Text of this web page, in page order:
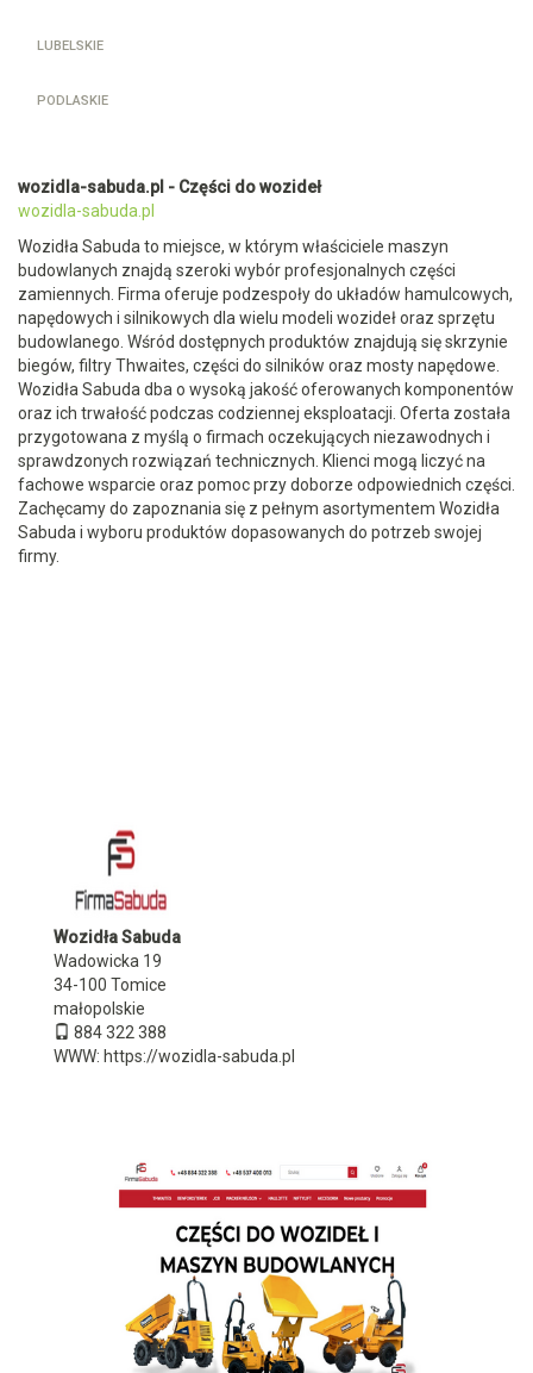
LUBELSKIE
PODLASKIE
wozidla-sabuda.pl - Części do wozideł
wozidla-sabuda.pl
Wozidła Sabuda to miejsce, w którym właściciele maszyn
budowlanych znajdą szeroki wybór profesjonalnych części
zamiennych. Firma oferuje podzespoły do układów hamulcowych,
napędowych i silnikowych dla wielu modeli wozideł oraz sprzętu
budowlanego. Wśród dostępnych produktów znajdują się skrzynie
biegów, filtry Thwaites, części do silników oraz mosty napędowe.
Wozidła Sabuda dba o wysoką jakość oferowanych komponentów
oraz ich trwałość podczas codziennej eksploatacji. Oferta została
przygotowana z myślą o firmach oczekujących niezawodnych i
sprawdzonych rozwiązań technicznych. Klienci mogą liczyć na
fachowe wsparcie oraz pomoc przy doborze odpowiednich części.
Zachęcamy do zapoznania się z pełnym asortymentem Wozidła
Sabuda i wyboru produktów dopasowanych do potrzeb swojej
firmy.
Wozidła Sabuda
Wadowicka 19
34-100 Tomice
małopolskie
884 322 388
WWW: https://wozidla-sabuda.pl